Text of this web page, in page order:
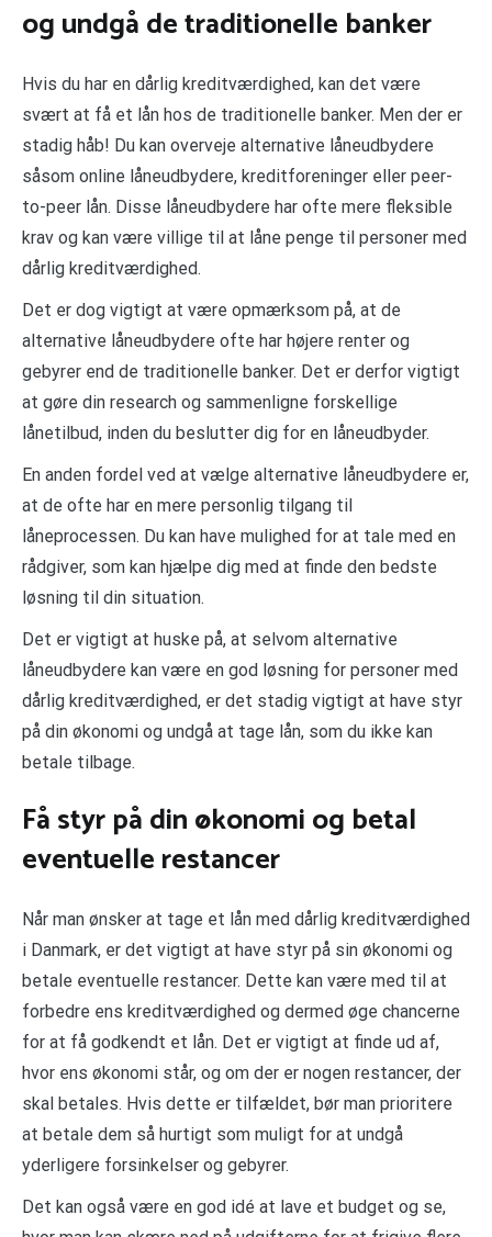
og undgå de traditionelle banker
Hvis du har en dårlig kreditværdighed, kan det være
svært at få et lån hos de traditionelle banker. Men der er
stadig håb! Du kan overveje alternative låneudbydere
såsom online låneudbydere, kreditforeninger eller peer-
to-peer lån. Disse låneudbydere har ofte mere fleksible
krav og kan være villige til at låne penge til personer med
dårlig kreditværdighed.
Det er dog vigtigt at være opmærksom på, at de
alternative låneudbydere ofte har højere renter og
gebyrer end de traditionelle banker. Det er derfor vigtigt
at gøre din research og sammenligne forskellige
lånetilbud, inden du beslutter dig for en låneudbyder.
En anden fordel ved at vælge alternative låneudbydere er,
at de ofte har en mere personlig tilgang til
låneprocessen. Du kan have mulighed for at tale med en
rådgiver, som kan hjælpe dig med at finde den bedste
løsning til din situation.
Det er vigtigt at huske på, at selvom alternative
låneudbydere kan være en god løsning for personer med
dårlig kreditværdighed, er det stadig vigtigt at have styr
på din økonomi og undgå at tage lån, som du ikke kan
betale tilbage.
Få styr på din økonomi og betal
eventuelle restancer
Når man ønsker at tage et lån med dårlig kreditværdighed
i Danmark, er det vigtigt at have styr på sin økonomi og
betale eventuelle restancer. Dette kan være med til at
forbedre ens kreditværdighed og dermed øge chancerne
for at få godkendt et lån. Det er vigtigt at finde ud af,
hvor ens økonomi står, og om der er nogen restancer, der
skal betales. Hvis dette er tilfældet, bør man prioritere
at betale dem så hurtigt som muligt for at undgå
yderligere forsinkelser og gebyrer.
Det kan også være en god idé at lave et budget og se,